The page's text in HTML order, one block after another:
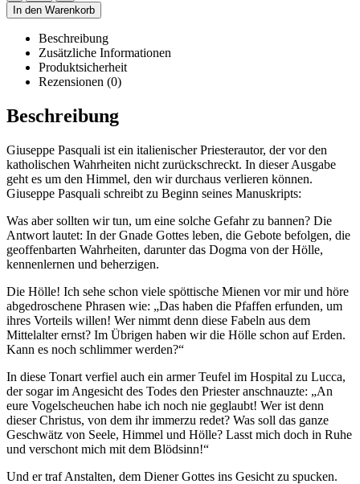
In den Warenkorb
Beschreibung
Zusätzliche Informationen
Produktsicherheit
Rezensionen (0)
Beschreibung
Giuseppe Pasquali ist ein italienischer Priesterautor, der vor den
katholischen Wahrheiten nicht zurückschreckt. In dieser Ausgabe
geht es um den Himmel, den wir durchaus verlieren können.
Giuseppe Pasquali schreibt zu Beginn seines Manuskripts:
Was aber sollten wir tun, um eine solche Gefahr zu bannen? Die
Antwort lautet: In der Gnade Gottes leben, die Gebote befolgen, die
geoffenbarten Wahrheiten, darunter das Dogma von der Hölle,
kennenlernen und beherzigen.
Die Hölle! Ich sehe schon viele spöttische Mienen vor mir und höre
abgedroschene Phrasen wie: „Das haben die Pfaffen erfunden, um
ihres Vorteils willen! Wer nimmt denn diese Fabeln aus dem
Mittelalter ernst? Im Übrigen haben wir die Hölle schon auf Erden.
Kann es noch schlimmer werden?“
In diese Tonart verfiel auch ein armer Teufel im Hospital zu Lucca,
der sogar im Angesicht des Todes den Priester anschnauzte: „An
eure Vogelscheuchen habe ich noch nie geglaubt! Wer ist denn
dieser Christus, von dem ihr immerzu redet? Was soll das ganze
Geschwätz von Seele, Himmel und Hölle? Lasst mich doch in Ruhe
und verschont mich mit dem Blödsinn!“
Und er traf Anstalten, dem Diener Gottes ins Gesicht zu spucken.